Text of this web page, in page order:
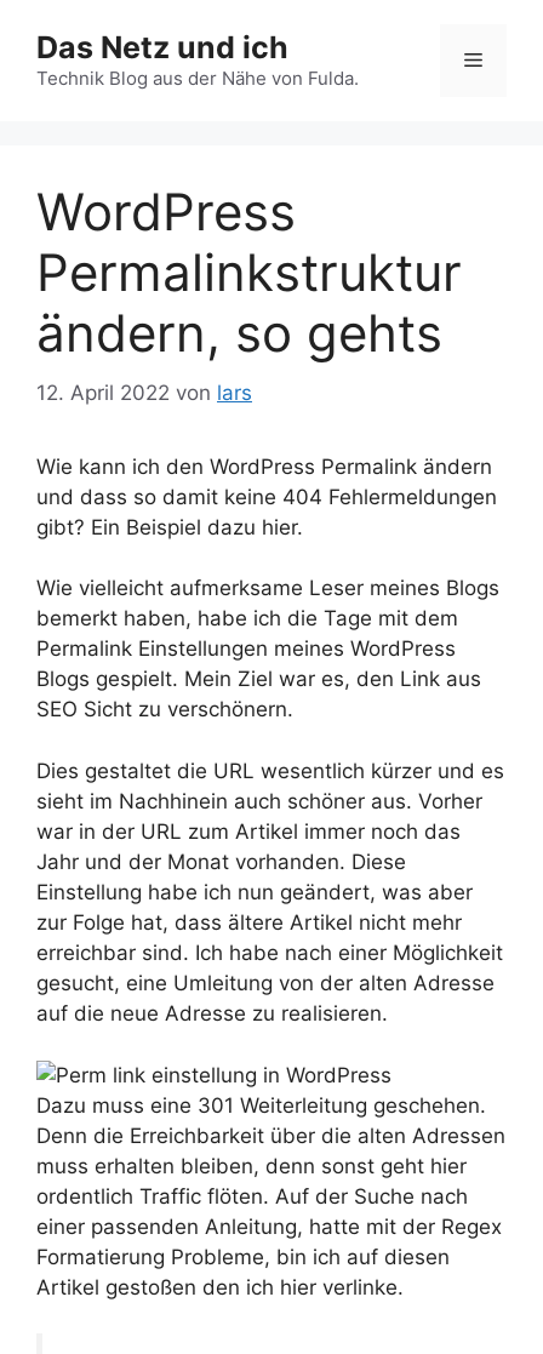
Inhalt
springen
Das Netz und ich
Technik Blog aus der Nähe von Fulda.
Menü
WordPress
Permalinkstruktur
ändern, so gehts
12. April 2022 von lars
Wie kann ich den WordPress Permalink ändern
und dass so damit keine 404 Fehlermeldungen
gibt? Ein Beispiel dazu hier.
Wie vielleicht aufmerksame Leser meines Blogs
bemerkt haben, habe ich die Tage mit dem
Permalink Einstellungen meines WordPress
Blogs gespielt. Mein Ziel war es, den Link aus
SEO Sicht zu verschönern.
Dies gestaltet die URL wesentlich kürzer und es
sieht im Nachhinein auch schöner aus. Vorher
war in der URL zum Artikel immer noch das
Jahr und der Monat vorhanden. Diese
Einstellung habe ich nun geändert, was aber
zur Folge hat, dass ältere Artikel nicht mehr
erreichbar sind. Ich habe nach einer Möglichkeit
gesucht, eine Umleitung von der alten Adresse
auf die neue Adresse zu realisieren.
Dazu muss eine 301 Weiterleitung geschehen.
Denn die Erreichbarkeit über die alten Adressen
muss erhalten bleiben, denn sonst geht hier
ordentlich Traffic flöten. Auf der Suche nach
einer passenden Anleitung, hatte mit der Regex
Formatierung Probleme, bin ich auf diesen
Artikel gestoßen den ich hier verlinke.